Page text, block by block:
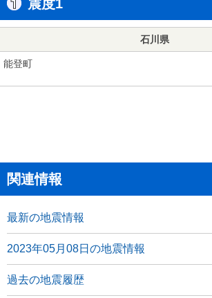
震度1
石川県
能登町
関連情報
最新の地震情報
2023年05月08日の地震情報
過去の地震履歴